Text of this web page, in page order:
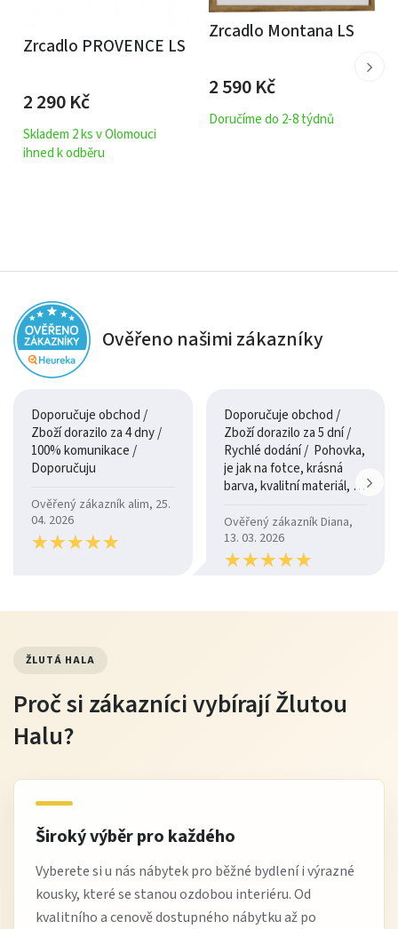
Zrcadlo PROVENCE LS
2 290Kč
Skladem 2 ks v Olomouci
ihned k odběru
Zrcadlo Montana LS
2 590Kč
Doručíme do 2-8 týdnů
Ověřeno našimi zákazníky
Doporučuje obchod /
Zboží dorazilo za 4 dny /
100% komunikace /
Doporučuju
Ověřený zákazník alim, 25.
04. 2026
★★★★★
★★★★★
Doporučuje obchod /
Zboží dorazilo za 5 dní /
Rychlé dodání / Pohovka,
je jak na fotce, krásná
barva, kvalitní materiál, a
Ověřený zákazník Diana,
13. 03. 2026
★★★★★
★★★★★
ŽLUTÁ HALA
Proč si zákazníci vybírají Žlutou
Halu?
Široký výběr pro každého
Vyberete si u nás nábytek pro běžné bydlení i výrazné
kousky, které se stanou ozdobou interiéru. Od
kvalitního a cenově dostupného nábytku až po